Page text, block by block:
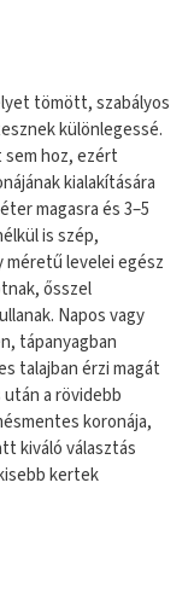
tömött, szabályos
különlegessé.
hoz, ezért
kialakítására
magasra és 3–5
is szép,
méretű levelei egész
ősszel
Napos vagy
tápanyagban
talajban érzi magát
a rövidebb
koronája,
kiváló választás
kertek